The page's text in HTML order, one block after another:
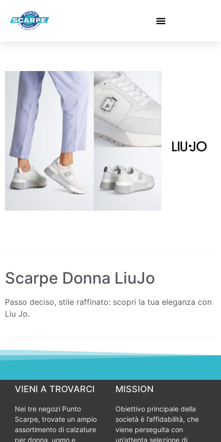
Scarpe Donna LiuJo
Passo deciso, stile raffinato: scopri la tua eleganza con
Liu Jo.
VIENI A TROVARCI
Nei tre negozi Punto
Scarpe, trovate un ampio
assortimento di calzature
per donna, uomo e
MISSION
Obiettivo principale della
società è l’affidabilità, che
viene perseguita con
un’attenta selezione di